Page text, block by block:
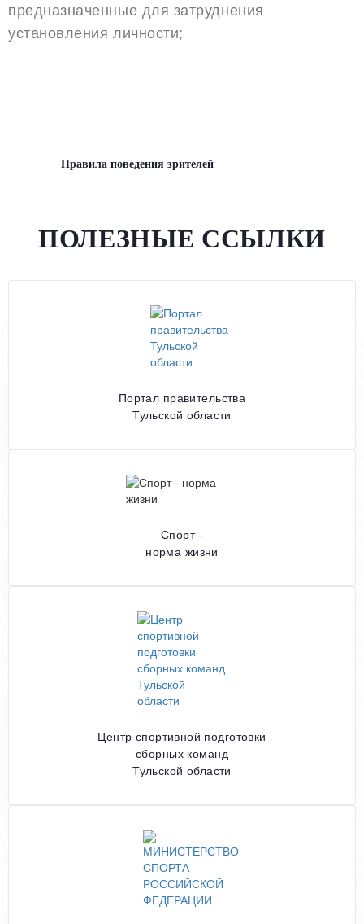
предназначенные для затруднения
установления личности;
Правила поведения зрителей
ПОЛЕЗНЫЕ ССЫЛКИ
Портал правительства
Тульской области
Спорт -
норма жизни
Центр спортивной подготовки
сборных команд
Тульской области